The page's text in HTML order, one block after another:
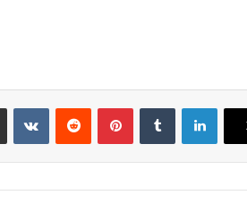
لينكدإن بينتيريست